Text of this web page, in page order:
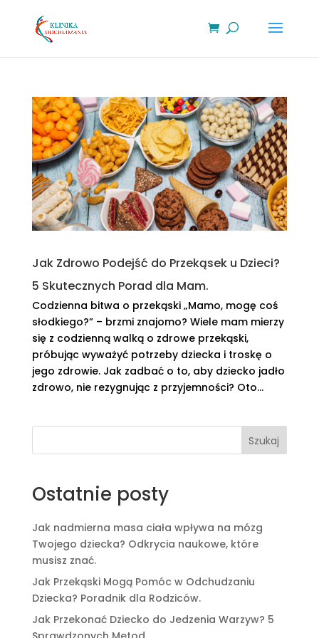
Jak Zdrowo Podejść do Przekąsek u Dzieci?
5 Skutecznych Porad dla Mam.
Codzienna bitwa o przekąski „Mamo, mogę coś
słodkiego?” – brzmi znajomo? Wiele mam mierzy
się z codzienną walką o zdrowe przekąski,
próbując wyważyć potrzeby dziecka i troskę o
jego zdrowie. Jak zadbać o to, aby dziecko jadło
zdrowo, nie rezygnując z przyjemności? Oto...
Szukaj
Ostatnie posty
Jak nadmierna masa ciała wpływa na mózg
Twojego dziecka? Odkrycia naukowe, które
musisz znać.
Jak Przekąski Mogą Pomóc w Odchudzaniu
Dziecka? Poradnik dla Rodziców.
Jak Przekonać Dziecko do Jedzenia Warzyw? 5